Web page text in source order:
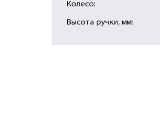
Колесо:
Высота ручки, мм: